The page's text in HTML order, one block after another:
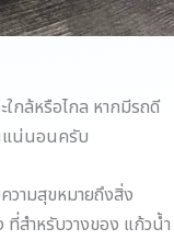
กล้หรือไกล หากมีรถดี
แน่นอนครับ
วามสุขหมายถึงสิ่ง
สำหรับวางของ แก้วน้ำ